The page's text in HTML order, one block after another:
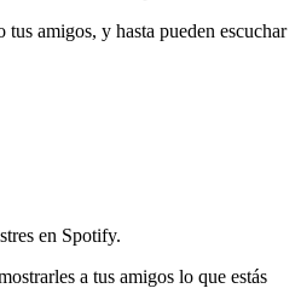
amigos, y hasta pueden escuchar
en Spotify.
a tus amigos lo que estás